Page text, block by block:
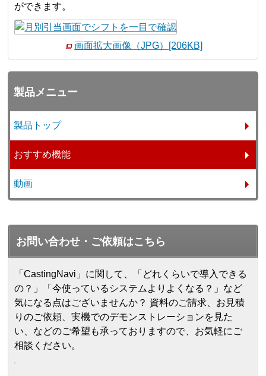
ができます。
画面拡大画像（JPG）[206KB]
製品メニュー
製品トップ
おすすめ機能
動画
お問い合わせ・ご依頼はこちら
「CastingNavi」に関して、「どれくらいで導入できる
の？」「今使っているシステムよりよくなる？」など
気になる点はございませんか？ 資料のご請求、お見積
りのご依頼、実機でのデモンストレーションを見た
い、などのご希望も承っておりますので、お気軽にご
相談ください。